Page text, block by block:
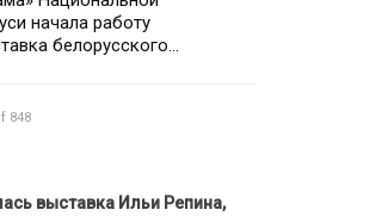
начала работу
белорусского…
848
выставка Ильи Репина,